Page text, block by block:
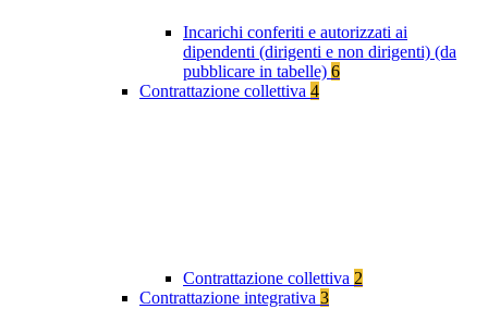
Incarichi conferiti e autorizzati ai
dipendenti (dirigenti e non dirigenti) (da
pubblicare in tabelle) 6
Contrattazione collettiva 4
Contrattazione collettiva 2
Contrattazione integrativa 3